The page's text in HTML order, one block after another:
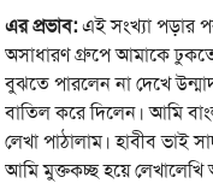
এরপ্রভাব:এই সংখ্যা পড়ার
অসাধারণ গ্রুপে আমাকে
বুঝতে পারলেন না দেখে
বাতিল করে দিলেন। আমি
লেখা পাঠালাম। হাবীব ভাই
আমি মুক্তকচ্ছ হয়ে